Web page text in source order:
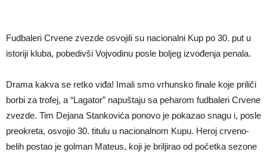
Fudbaleri Crvene zvezde osvojili su nacionalni Kup po 30. put u
istoriji kluba, pobedivši Vojvodinu posle boljeg izvođenja penala.
Drama kakva se retko viđa! Imali smo vrhunsko finale koje priliči
borbi za trofej, a “Lagator” napuštaju sa peharom fudbaleri Crvene
zvezde. Tim Dejana Stankovića ponovo je pokazao snagu i, posle
preokreta, osvojio 30. titulu u nacionalnom Kupu. Heroj crveno-
belih postao je golman Mateus, koji je briljirao od početka sezone